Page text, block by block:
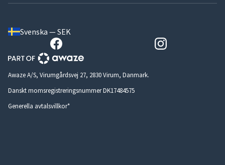
Svenska — SEK
Awaze A/S, Virumgårdsvej 27, 2830 Virum, Danmark.
Danskt momsregistreringsnummer DK17484575
Generella avtalsvillkor*